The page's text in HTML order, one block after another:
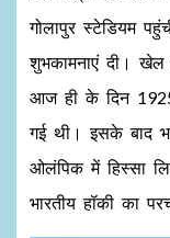
गोलापुर स्टेडियम
शुभकामनाएं दी। खेल
आज ही के दिन 1925
गई थी। इसके बाद
ओलंपिक में हिस्सा
भारतीय हॉकी का